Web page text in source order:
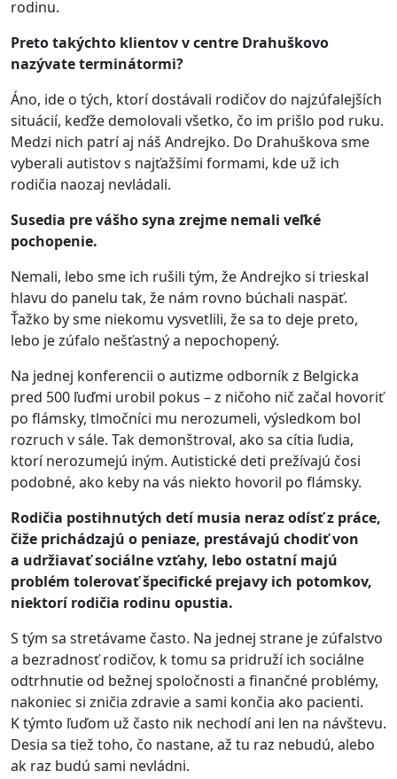
rodinu.
Preto takýchto klientov v centre Drahuškovo
nazývate terminátormi?
Áno, ide o tých, ktorí dostávali rodičov do najzúfalejších
situácií, keďže demolovali všetko, čo im prišlo pod ruku.
Medzi nich patrí aj náš Andrejko. Do Drahuškova sme
vyberali autistov s najťažšími formami, kde už ich
rodičia naozaj nevládali.
Susedia pre vášho syna zrejme nemali veľké
pochopenie.
Nemali, lebo sme ich rušili tým, že Andrejko si trieskal
hlavu do panelu tak, že nám rovno búchali naspäť.
Ťažko by sme niekomu vysvetlili, že sa to deje preto,
lebo je zúfalo nešťastný a nepochopený.
Na jednej konferencii o autizme odborník z Belgicka
pred 500 ľuďmi urobil pokus – z ničoho nič začal hovoriť
po flámsky, tlmočníci mu nerozumeli, výsledkom bol
rozruch v sále. Tak demonštroval, ako sa cítia ľudia,
ktorí nerozumejú iným. Autistické deti prežívajú čosi
podobné, ako keby na vás niekto hovoril po flámsky.
Rodičia postihnutých detí musia neraz odísť z práce,
čiže prichádzajú o peniaze, prestávajú chodiť von
a udržiavať sociálne vzťahy, lebo ostatní majú
problém tolerovať špecifické prejavy ich potomkov,
niektorí rodičia rodinu opustia.
S tým sa stretávame často. Na jednej strane je zúfalstvo
a bezradnosť rodičov, k tomu sa pridruží ich sociálne
odtrhnutie od bežnej spoločnosti a finančné problémy,
nakoniec si zničia zdravie a sami končia ako pacienti.
K týmto ľuďom už často nik nechodí ani len na návštevu.
Desia sa tiež toho, čo nastane, až tu raz nebudú, alebo
ak raz budú sami nevládni.